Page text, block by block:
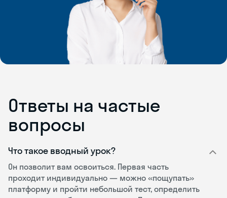
Ответы на частые
вопросы
Что такое вводный урок?
Он позволит вам освоиться. Первая часть
проходит индивидуально — можно «пощупать»
платформу и пройти небольшой тест, определить